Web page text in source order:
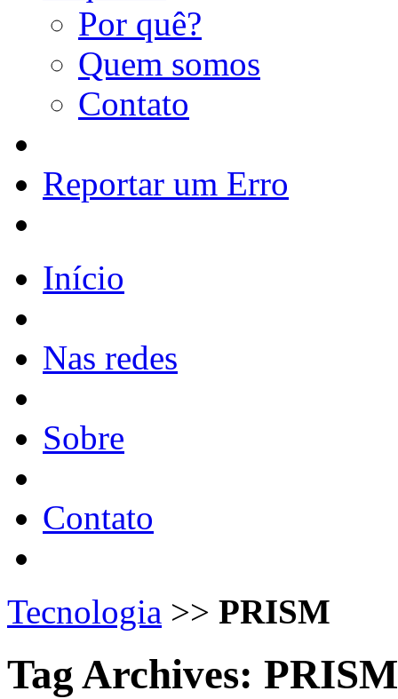
Por quê?
Quem somos
Contato
Reportar um Erro
Início
Nas redes
Sobre
Contato
Tecnologia >> PRISM
Tag Archives: PRISM